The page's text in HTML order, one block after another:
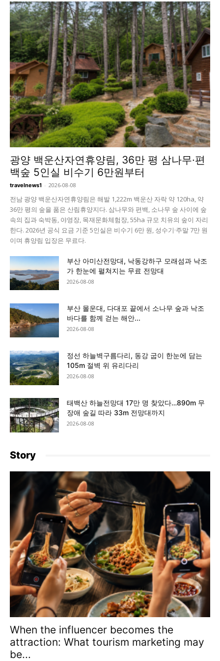
광양 백운산자연휴양림, 36만 평 삼나무·편
백숲 5인실 비수기 6만원부터
travelnews1 - 2026-08-08
전남 광양 백운산자연휴양림은 해발 1,222m 백운산 자락 약 120ha, 약
36만 평의 숲을 품은 산림휴양지다. 삼나무와 편백, 소나무 숲 사이에 숲
속의 집과 숙박동, 야영장, 목재문화체험장, 55ha 규모 치유의 숲이 자리
한다. 2026년 공식 요금 기준 5인실은 비수기 6만 원, 성수기·주말 7만 원
이며 휴양림 입장은 무료다.
부산 아미산전망대, 낙동강하구 모래섬과 낙조
가 한눈에 펼쳐지는 무료 전망대
2026-08-08
부산 몰운대, 다대포 끝에서 소나무 숲과 낙조
바다를 함께 걷는 해안...
2026-08-08
정선 하늘벽구름다리, 동강 굽이 한눈에 담는
105m 절벽 위 유리다리
2026-08-08
태백산 하늘전망대 17만 명 찾았다…890m 무
장애 숲길 따라 33m 전망대까지
2026-08-08
Story
When the influencer becomes the
attraction: What tourism marketing may
be...